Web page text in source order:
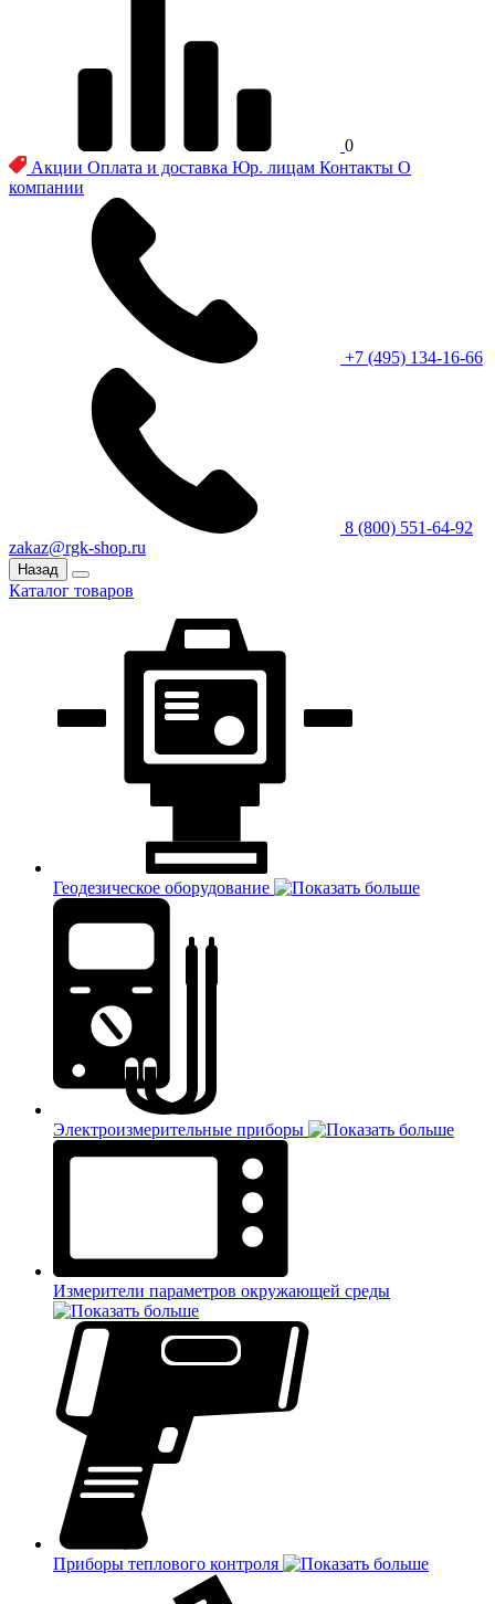
0
Акции Оплата и доставка Юр. лицам Контакты О
компании
+7 (495) 134-16-66
8 (800) 551-64-92
zakaz@rgk-shop.ru
Назад
Каталог товаров
Геодезическое оборудование
Электроизмерительные приборы
Измерители параметров окружающей среды
Приборы теплового контроля